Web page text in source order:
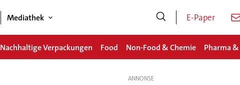
Mediathek E-Paper
Nachhaltige Verpackungen Food Non-Food & Chemie Pharma